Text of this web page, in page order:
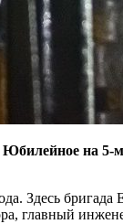
на 5-
Здесь
главный